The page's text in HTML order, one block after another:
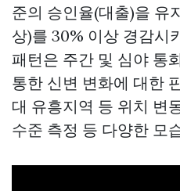
준의 승인율(대출)을 유
상)를 30% 이상 경감시
패턴은 주간 및 심야 통
통한 신변 변화에 대한
대 유흥지역 등 위치 변
수준 측정 등 다양한 모